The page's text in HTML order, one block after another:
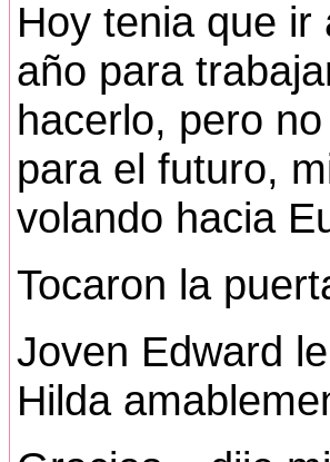
Hoy tenia que
año para
hacerlo, pero
para el futuro,
volando hacia
Tocaron la
Joven Edward
Hilda